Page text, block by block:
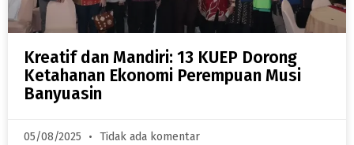
Kreatif dan Mandiri: 13 KUEP Dorong
Ketahanan Ekonomi Perempuan Musi
Banyuasin
05/08/2025 Tidak ada komentar